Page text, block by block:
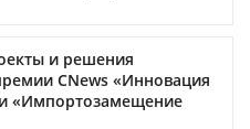
и решения
CNews «Инновация
и «Импортозамещение